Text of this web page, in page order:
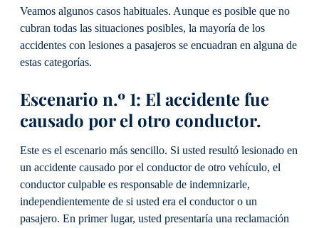
Veamos algunos casos habituales. Aunque es posible que no
cubran todas las situaciones posibles, la mayoría de los
accidentes con lesiones a pasajeros se encuadran en alguna de
estas categorías.
Escenario n.º 1: El accidente fue
causado por el otro conductor.
Este es el escenario más sencillo. Si usted resultó lesionado en
un accidente causado por el conductor de otro vehículo, el
conductor culpable es responsable de indemnizarle,
independientemente de si usted era el conductor o un
pasajero. En primer lugar, usted presentaría una reclamación